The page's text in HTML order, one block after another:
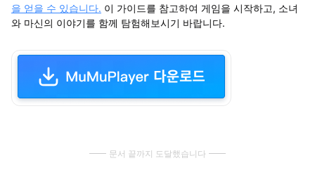
을 얻을 수 있습니다. 이 가이드를 참고하여 게임을 시작하고, 소녀
와 마신의 이야기를 함께 탐험해보시기 바랍니다.
문서 끝까지 도달했습니다